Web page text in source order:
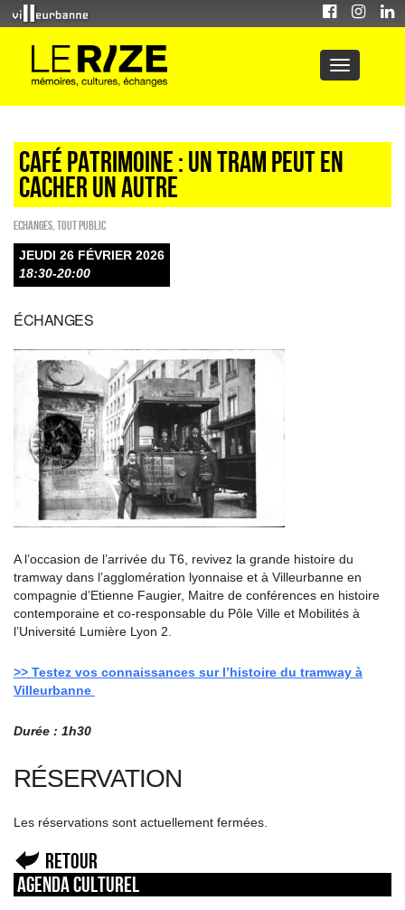
CAFÉ PATRIMOINE : UN TRAM PEUT EN
CACHER UN AUTRE
ECHANGES Tout public
JEUDI 26 FÉVRIER 2026
18:30-20:00
ÉCHANGES
A l’occasion de l’arrivée du T6, revivez la grande histoire du
tramway dans l’agglomération lyonnaise et à Villeurbanne en
compagnie d’Etienne Faugier, Maitre de conférences en histoire
contemporaine et co-responsable du Pôle Ville et Mobilités à
l’Université Lumière Lyon 2.
>> Testez vos connaissances sur l’histoire du tramway à
Villeurbanne
Durée : 1h30
RÉSERVATION
Les réservations sont actuellement fermées.
Retour
Agenda culturel